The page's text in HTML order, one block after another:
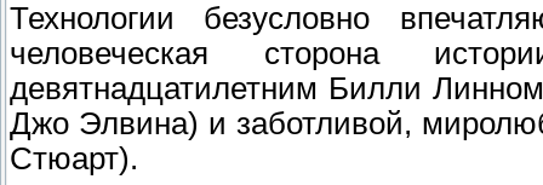
Технологии безусловно
человеческая сторона
девятнадцатилетним Билли
Джо Элвина) и заботливой,
Стюарт).